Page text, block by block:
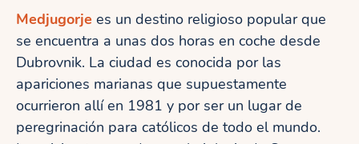
Medjugorje es un destino religioso popular que
se encuentra a unas dos horas en coche desde
Dubrovnik. La ciudad es conocida por las
apariciones marianas que supuestamente
ocurrieron allí en 1981 y por ser un lugar de
peregrinación para católicos de todo el mundo.